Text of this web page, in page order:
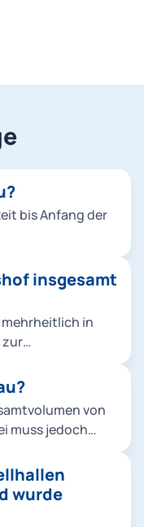
bis Anfang der
insgesamt
in
zur
konkreten
den ÖPNV-
Fahrzeuge vom
Wartung sind
möglich. Die
von
muss jedoch
Mitte der
wurde